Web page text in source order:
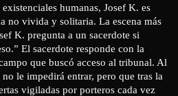
humanas, Josef K. es
no vivida y solitaria. La escena más
K. pregunta a un sacerdote si
El sacerdote responde con la
que buscó acceso al tribunal. Al
le impedirá entrar, pero que tras la
vigiladas por porteros cada vez